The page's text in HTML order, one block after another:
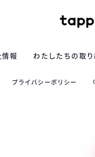
情報 わたしたちの取り
プライバシーポリシー